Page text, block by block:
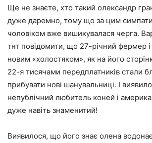
Ще не знаєте, хто такий олександр
дуже даремно, тому що за цим
чоловіком вже вишикувалася черга.
тнт повідомити, що 27-річний фермер і
новим «холостяком», як на його
22-я тисячами передплатників стали
прибувати нові шанувальниці. І
непублічний любитель коней і
дуже навіть знаменитий!
Виявилося, що його знає олена